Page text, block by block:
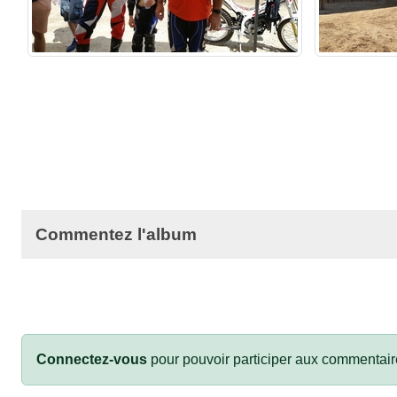
Commentez l'album
Connectez-vous pour pouvoir participer aux